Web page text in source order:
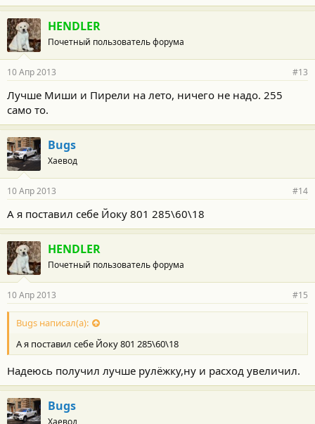
HENDLER
Почетный пользователь форума
10 Апр 2013 #13
Лучше Миши и Пирели на лето, ничего не надо. 255
само то.
Bugs
Хаевод
10 Апр 2013 #14
А я поставил себе Йоку 801 285\60\18
HENDLER
Почетный пользователь форума
10 Апр 2013 #15
Bugs написал(а):
А я поставил себе Йоку 801 285\60\18
Надеюсь получил лучше рулёжку,ну и расход увеличил.
Bugs
Хаевод